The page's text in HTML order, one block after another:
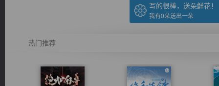
写的很棒，送朵鲜花！
我有0朵送出一朵
热门推荐